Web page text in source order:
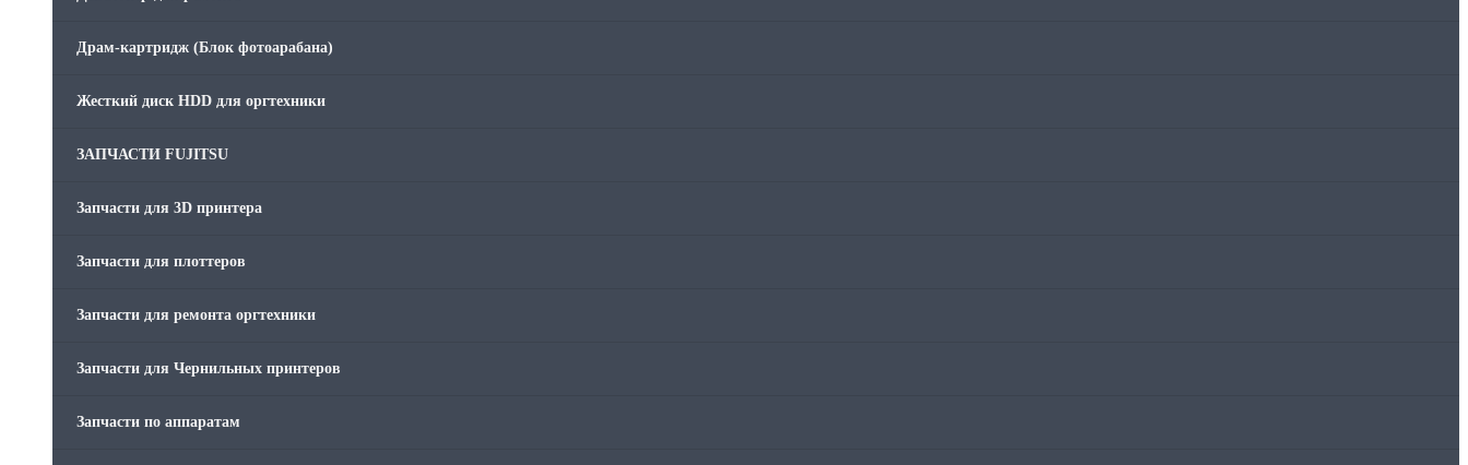
Ремонт принтера. Услуги Сервисного центра.
Скрепки для финишера
Средства для сервиса / Оборудование
Стяжки для кабеля
Товары без категории
Товары для заправки
Фольга , изолента, скотч и тд
Драм-картридж (Блок фотоарабана)
Жесткий диск HDD для оргтехники
ЗАПЧАСТИ FUJITSU
Запчасти для 3D принтера
Запчасти для плоттеров
Запчасти для ремонта оргтехники
Запчасти для Чернильных принтеров
Запчасти по аппаратам